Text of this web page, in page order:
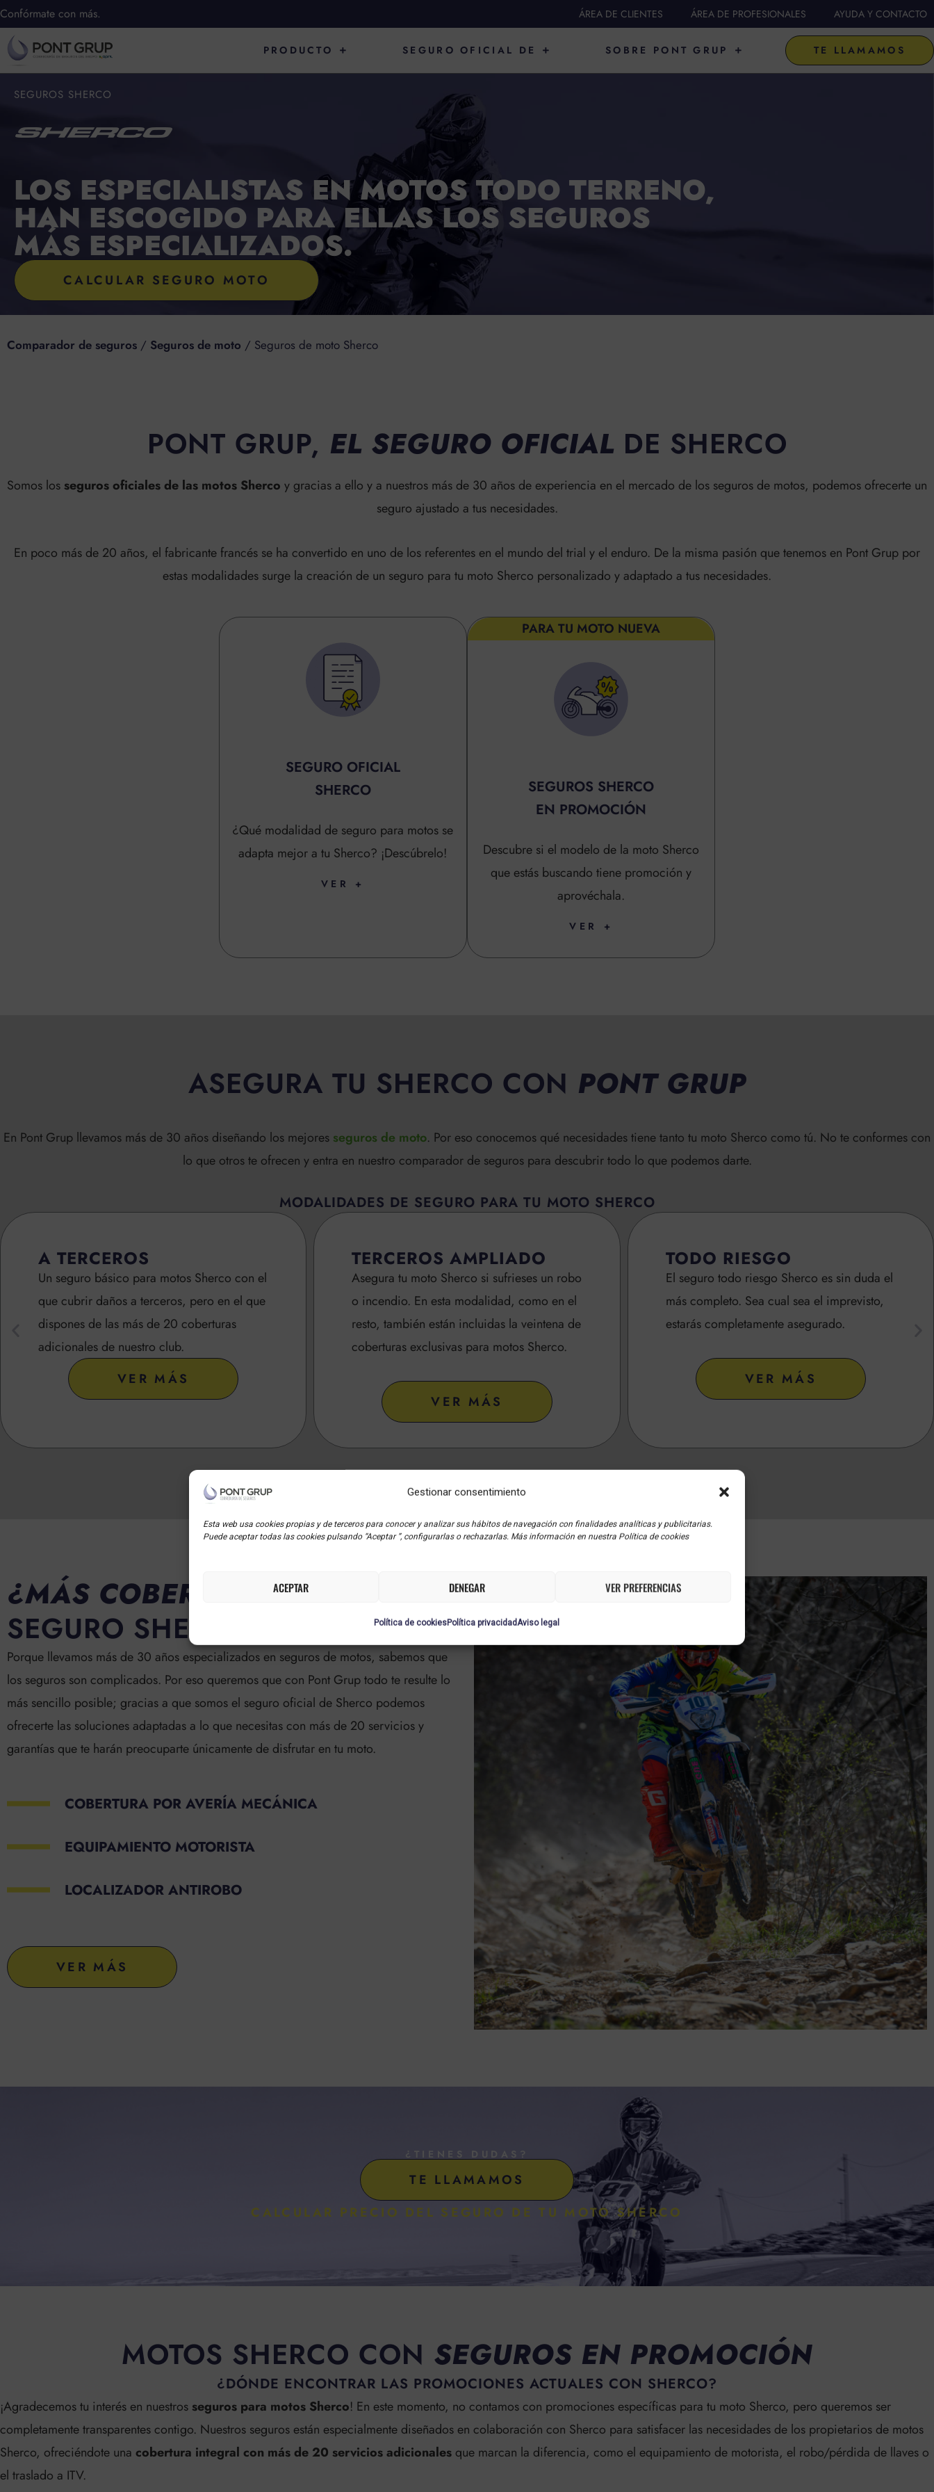
Gestionar consentimiento
Esta web usa cookies propias y de terceros para conocer y analizar sus hábitos de navegación con finalidades analíticas y publicitarias.
Puede aceptar todas las cookies pulsando “Aceptar ”, configurarlas o rechazarlas. Más información en nuestra Política de cookies
ACEPTAR DENEGAR VER PREFERENCIAS
Política de cookiesPolítica privacidadAviso legal
Ir
al
contenido
Confórmate con más. ÁREA DE CLIENTES ÁREA DE PROFESIONALES AYUDA Y CONTACTO
PRODUCTO ABRIR PRODUCTOSEGURO OFICIAL DE ABRIR SEGURO OFICIAL DE
SOBRE PONT GRUP ABRIR SOBRE PONT GRUP
TE LLAMAMOS
SEGUROS SHERCO
LOS ESPECIALISTAS EN MOTOS TODO TERRENO,
HAN ESCOGIDO PARA ELLAS LOS SEGUROS
MÁS ESPECIALIZADOS.
CALCULAR SEGURO MOTO
Comparador de seguros / Seguros de moto / Seguros de moto Sherco
PONT GRUP, EL SEGURO OFICIAL DE SHERCO
Somos losseguros oficiales de las motos Sherco y gracias a ello y a nuestros más de 30 años de experiencia en el mercado de los seguros de motos, podemos ofrecerte un
seguro ajustado a tus necesidades.
En poco más de 20 años, el fabricante francés se ha convertido en uno de los referentes en el mundo del trial y el enduro. De la misma pasión que tenemos en Pont Grup por
estas modalidades surge la creación de un seguro para tu moto Sherco personalizado y adaptado a tus necesidades.
SEGURO OFICIAL
SHERCO
¿Qué modalidad de seguro para motos se
adapta mejor a tu Sherco? ¡Descúbrelo!
VER +
PARA TU MOTO NUEVA
SEGUROS SHERCO
EN PROMOCIÓN
Descubre si el modelo de la moto Sherco
que estás buscando tiene promoción y
aprovéchala.
VER +
ASEGURA TU SHERCO CON PONT GRUP
En Pont Grup llevamos más de 30 años diseñando los mejores seguros de moto. Por eso conocemos qué necesidades tiene tanto tu moto Sherco como tú. No te conformes con
lo que otros te ofrecen y entra en nuestro comparador de seguros para descubrir todo lo que podemos darte.
MODALIDADES DE SEGURO PARA TU MOTO SHERCO
A TERCEROS
Un seguro básico para motos Sherco con el
que cubrir daños a terceros, pero en el que
dispones de las más de 20 coberturas
adicionales de nuestro club.
VER MÁS
TERCEROS AMPLIADO
Asegura tu moto Sherco si sufrieses un robo
o incendio. En esta modalidad, como en el
resto, también están incluidas la veintena de
coberturas exclusivas para motos Sherco.
VER MÁS
TODO RIESGO
El seguro todo riesgo Sherco es sin duda el
más completo. Sea cual sea el imprevisto,
estarás completamente asegurado.
VER MÁS
¿MÁS COBERTURASEN TU
SEGURO SHERCO?
Porque llevamos más de 30 años especializados en seguros de motos, sabemos que
los seguros son complicados. Por eso queremos que con Pont Grup todo te resulte lo
más sencillo posible; gracias a que somos el seguro oficial de Sherco podemos
ofrecerte las soluciones adaptadas a lo que necesitas con más de 20 servicios y
garantías que te harán preocuparte únicamente de disfrutar en tu moto.
COBERTURA POR AVERÍA MECÁNICA
EQUIPAMIENTO MOTORISTA
LOCALIZADOR ANTIROBO
VER MÁS
TE LLAMAMOS
CALCULAR PRECIO DEL SEGURO DE TU MOTO SHERCO
MOTOS SHERCO CON SEGUROS EN PROMOCIÓN
¿DÓNDE ENCONTRAR LAS PROMOCIONES ACTUALES CON SHERCO?
¡Agradecemos tu interés en nuestrosseguros para motos Sherco! En este momento, no contamos con promociones específicas para tu moto Sherco, pero queremos ser
completamente transparentes contigo. Nuestros seguros están especialmente diseñados en colaboración con Sherco para satisfacer las necesidades de los propietarios de motos
Sherco, ofreciéndote una cobertura integral con más de 20 servicios adicionales que marcan la diferencia, como el equipamiento de motorista, el robo/pérdida de llaves o
el traslado a ITV.